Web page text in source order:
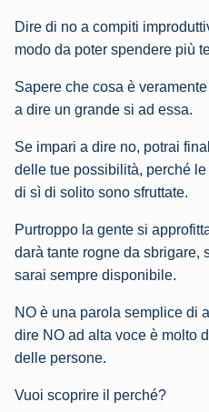
Dire di no a compiti
modo da poter spendere più
Sapere che cosa è
a dire un grande si ad essa.
Se impari a dire no, potrai
delle tue possibilità, perché
di sì di solito sono sfruttate.
Purtroppo la gente si
darà tante rogne da sbrigare,
sarai sempre disponibile.
NO è una parola semplice di
dire NO ad alta voce è molto
delle persone.
Vuoi scoprire il perché?